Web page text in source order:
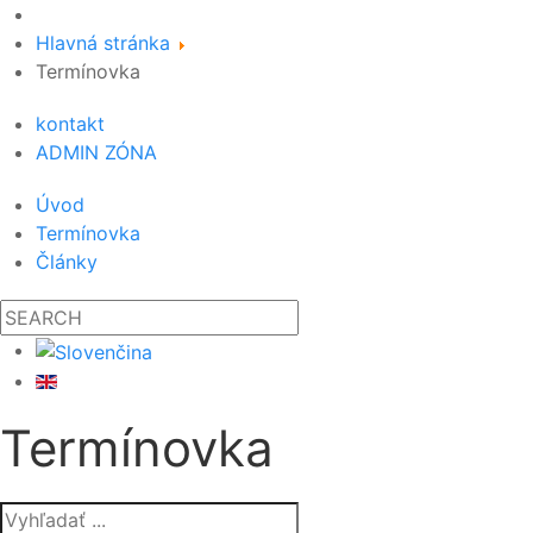
Hlavná stránka
Termínovka
kontakt
ADMIN ZÓNA
Úvod
Termínovka
Články
Termínovka